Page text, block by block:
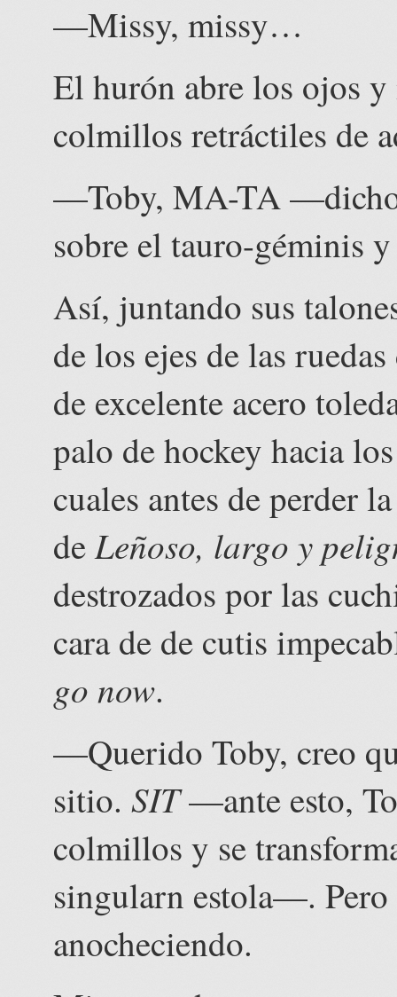
—Missy, missy…
El hurón abre los ojos y
colmillos retráctiles de
—Toby, MA-TA —dicho
sobre el tauro-géminis
Así, juntando sus
de los ejes de las
de excelente acero
palo de hockey hacia
cuales antes de perder
deLeñoso, largo y
destrozados por las
cara de de cutis
go now.
—Querido Toby, creo
sitio. SIT—ante esto,
colmillos y se
singularn estola—. Pero
anocheciendo.